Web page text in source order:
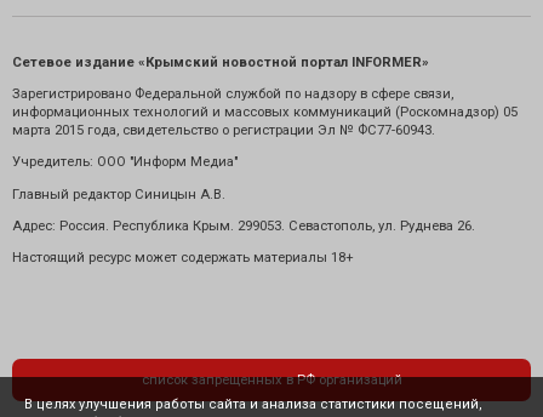
Сетевое издание «Крымский новостной портал INFORMER»
Зарегистрировано Федеральной службой по надзору в сфере связи,
информационных технологий и массовых коммуникаций (Роскомнадзор) 05
марта 2015 года, свидетельство о регистрации Эл № ФС77-60943.
Учредитель: ООО "Информ Медиа"
Главный редактор Синицын А.В.
Адрес: Россия. Республика Крым. 299053. Севастополь, ул. Руднева 26.
Настоящий ресурс может содержать материалы 18+
список запрещенных в РФ организаций
В целях улучшения работы сайта и анализа статистики посещений,